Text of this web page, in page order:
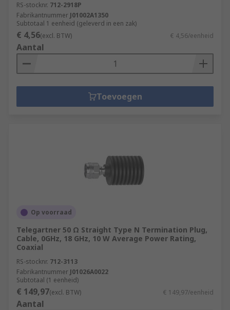
RS-stocknr. 712-2918P
Fabrikantnummer J01002A1350
Subtotaal 1 eenheid (geleverd in een zak)
€ 4,56(excl. BTW) € 4,56/eenheid
Aantal
Toevoegen
Op voorraad
Telegartner 50 Ω Straight Type N Termination Plug,
Cable, 0GHz, 18 GHz, 10 W Average Power Rating,
Coaxial
RS-stocknr. 712-3113
Fabrikantnummer J01026A0022
Subtotaal (1 eenheid)
€ 149,97(excl. BTW) € 149,97/eenheid
Aantal